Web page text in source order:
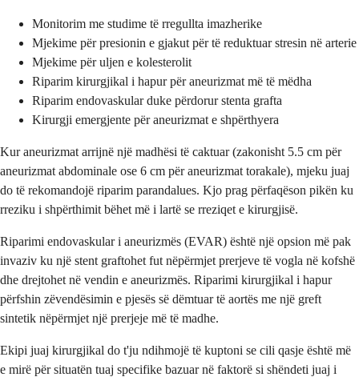
Monitorim me studime të rregullta imazherike
Mjekime për presionin e gjakut për të reduktuar stresin në arterie
Mjekime për uljen e kolesterolit
Riparim kirurgjikal i hapur për aneurizmat më të mëdha
Riparim endovaskular duke përdorur stenta grafta
Kirurgji emergjente për aneurizmat e shpërthyera
Kur aneurizmat arrijnë një madhësi të caktuar (zakonisht 5.5 cm për
aneurizmat abdominale ose 6 cm për aneurizmat torakale), mjeku juaj
do të rekomandojë riparim parandalues. Kjo prag përfaqëson pikën ku
rreziku i shpërthimit bëhet më i lartë se rreziqet e kirurgjisë.
Riparimi endovaskular i aneurizmës (EVAR) është një opsion më pak
invaziv ku një stent graftohet fut nëpërmjet prerjeve të vogla në kofshë
dhe drejtohet në vendin e aneurizmës. Riparimi kirurgjikal i hapur
përfshin zëvendësimin e pjesës së dëmtuar të aortës me një greft
sintetik nëpërmjet një prerjeje më të madhe.
Ekipi juaj kirurgjikal do t'ju ndihmojë të kuptoni se cili qasje është më
e mirë për situatën tuaj specifike bazuar në faktorë si shëndeti juaj i